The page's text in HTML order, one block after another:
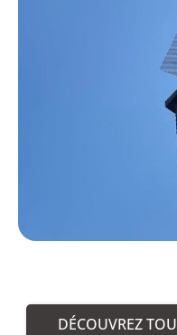
DÉCOUVREZ